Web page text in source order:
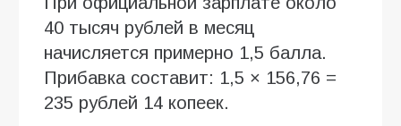
40 тысяч рублей в месяц
начисляется примерно 1,5 балла.
Прибавка составит: 1,5 × 156,76 =
235 рублей 14 копеек.